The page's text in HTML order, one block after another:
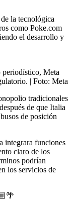
la tecnológica
como Poke.com
el desarrollo y
periodístico, Meta
| Foto: Meta
tradicionales
de que Italia
de posición
integrara funciones
claro de los
podrían
los servicios de